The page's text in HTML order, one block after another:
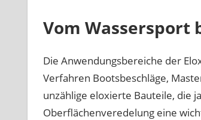
Vom Wassersport
Die Anwendungsbereiche der
Verfahren Bootsbeschläge,
unzählige eloxierte Bauteile, die
Oberflächenveredelung eine